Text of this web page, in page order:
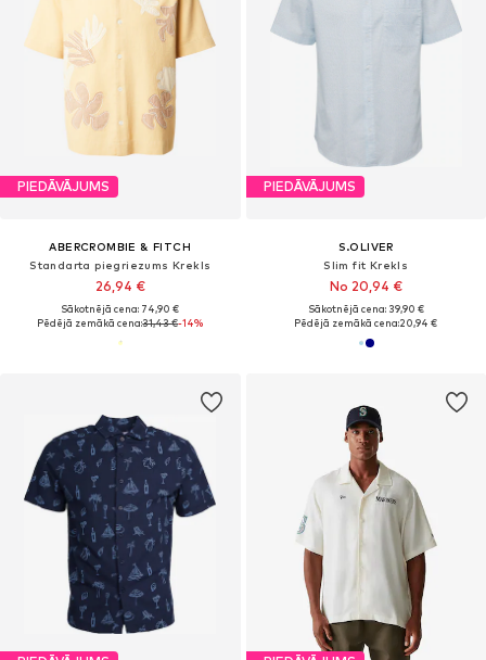
PIEDĀVĀJUMS
ABERCROMBIE & FITCH
Standarta piegriezums Krekls
26,94 €
Sākotnējā cena: 74,90 €
Pēdējā zemākā cena:31,43 €-14%
PIEDĀVĀJUMS
S.OLIVER
Slim fit Krekls
No 20,94 €
Sākotnējā cena: 39,90 €
Pēdējā zemākā cena:20,94 €